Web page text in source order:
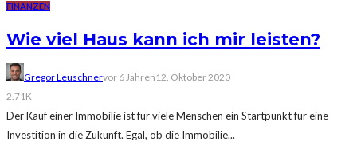
FINANZEN
Wie viel Haus kann ich mir leisten?
Gregor Leuschnervor 6 Jahren 12. Oktober 2020
2.71K
Der Kauf einer Immobilie ist für viele Menschen ein Startpunkt für eine
Investition in die Zukunft. Egal, ob die Immobilie...